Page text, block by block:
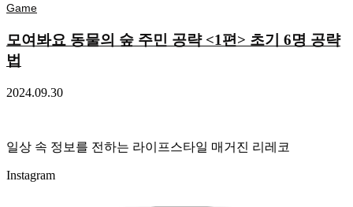
Game
모여봐요 동물의 숲 주민 공략 <1편> 초기 6명 공략
법
2024.09.30
일상 속 정보를 전하는 라이프스타일 매거진 리레코
Instagram